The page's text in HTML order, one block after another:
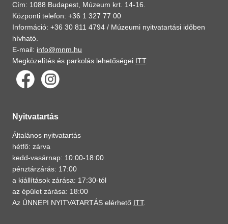
Cím: 1088 Budapest, Múzeum krt. 14-16.
Központi telefon: +36 1 327 77 00
Információ: +36 30 811 4794 / Múzeumi nyitvatartási időben
hívható.
E-mail: info@mnm.hu
Megközelítés és parkolás lehetőségei ITT.
Nyitvatartás
Általános nyitvatartás
hétfő: zárva
kedd-vasárnap: 10:00-18:00
pénztárzárás: 17:00
a kiállítások zárása: 17:30-tól
az épület zárása: 18:00
Az ÜNNEPI NYITVATARTÁS elérhető ITT.